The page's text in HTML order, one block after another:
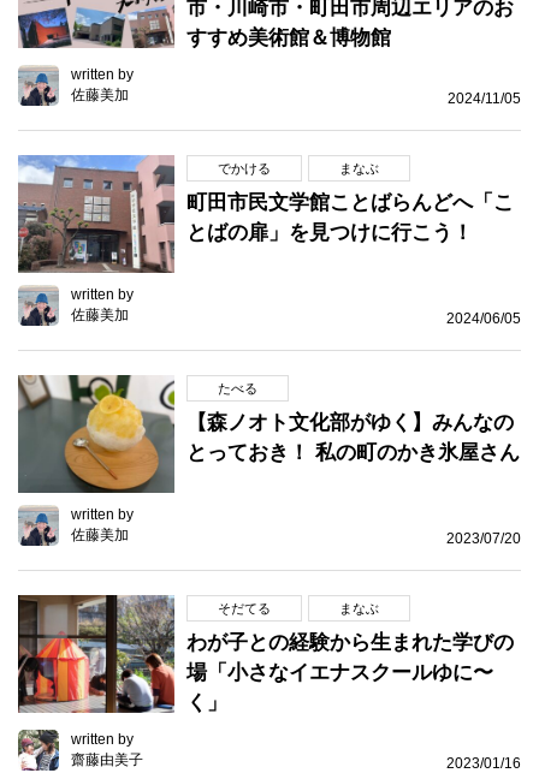
市・川崎市・町田市周辺エリアのお
すすめ美術館＆博物館
written by
佐藤美加
2024/11/05
でかける まなぶ
町田市民文学館ことばらんどへ「こ
とばの扉」を見つけに行こう！
written by
佐藤美加
2024/06/05
たべる
【森ノオト文化部がゆく】みんなの
とっておき！ 私の町のかき氷屋さん
written by
佐藤美加
2023/07/20
そだてる まなぶ
わが子との経験から生まれた学びの
場「小さなイエナスクールゆに〜
く」
written by
齋藤由美子
2023/01/16